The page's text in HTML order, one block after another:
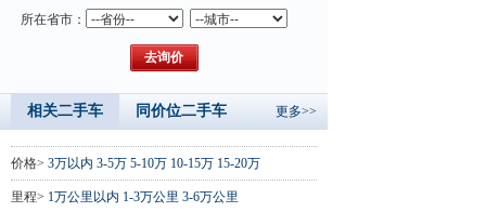
所在省市：
相关二手车 同价位二手车 更多>>
价格> 3万以内 3-5万 5-10万 10-15万 15-20万
里程> 1万公里以内 1-3万公里 3-6万公里